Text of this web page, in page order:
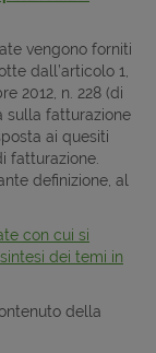
vengono forniti
dall’articolo 1,
2012, n. 228 (di
sulla fatturazione
ai quesiti
fatturazione.
definizione, al
con cui si
dei temi in
della